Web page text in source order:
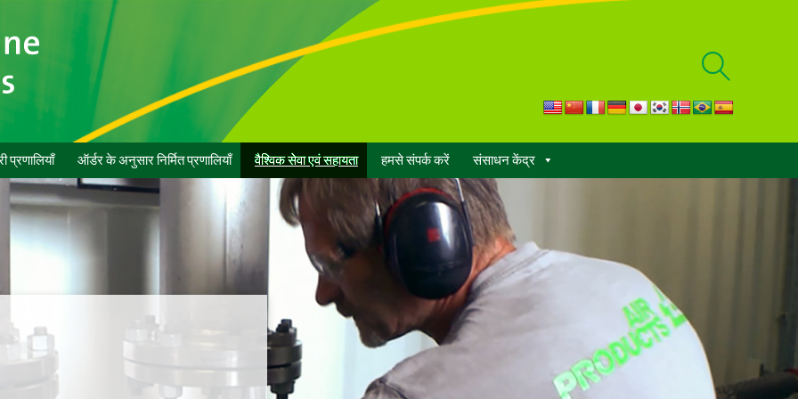
खोज
दिखाएँ
प्रणालियाँ ऑर्डर के अनुसार निर्मित प्रणालियाँ वैश्विक सेवा एवं सहायता हमसे संपर्क करें संसाधन केंद्र